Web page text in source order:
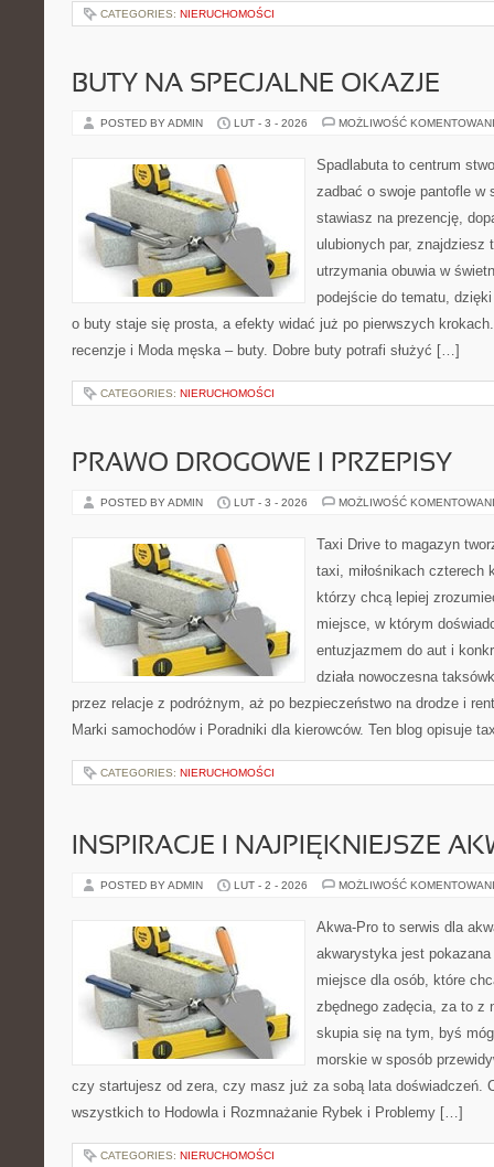
CATEGORIES: NIERUCHOMOŚCI
BUTY NA SPECJALNE OKAZJE
POSTED BY ADMIN LUT - 3 - 2026 MOŻLIWOŚĆ
Spadlabuta to centrum
zadbać o swoje pantofle w
stawiasz na prezencję,
ulubionych par, znajdziesz
utrzymania obuwia w
podejście do tematu,
o buty staje się prosta, a efekty widać już po pierwszych
recenzje i Moda męska – buty. Dobre buty potrafi służyć […]
CATEGORIES: NIERUCHOMOŚCI
PRAWO DROGOWE I PRZEPISY
POSTED BY ADMIN LUT - 3 - 2026 MOŻLIWOŚĆ
Taxi Drive to magazyn
taxi, miłośnikach czterech
którzy chcą lepiej
miejsce, w którym
entuzjazmem do aut i
działa nowoczesna
przez relacje z podróżnym, aż po bezpieczeństwo na drodze i
Marki samochodów i Poradniki dla kierowców. Ten blog opisuje
CATEGORIES: NIERUCHOMOŚCI
INSPIRACJE I NAJPIĘKNIEJSZE
POSTED BY ADMIN LUT - 2 - 2026 MOŻLIWOŚĆ
Akwa-Pro to serwis dla
akwarystyka jest
miejsce dla osób, które
zbędnego zadęcia, za to z
skupia się na tym, byś
morskie w sposób
czy startujesz od zera, czy masz już za sobą lata doświadczeń.
wszystkich to Hodowla i Rozmnażanie Rybek i Problemy […]
CATEGORIES: NIERUCHOMOŚCI